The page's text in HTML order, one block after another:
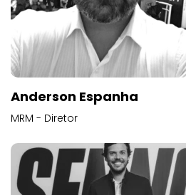
Anderson Espanha
MRM - Diretor